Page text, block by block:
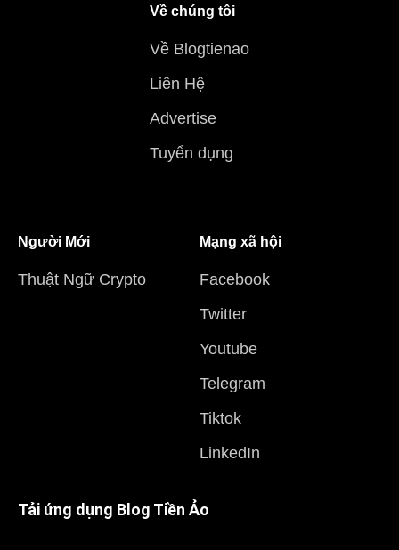
Về chúng tôi
Về Blogtienao
Liên Hệ
Advertise
Tuyển dụng
Người Mới
Thuật Ngữ Crypto
Mạng xã hội
Facebook
Twitter
Youtube
Telegram
Tiktok
LinkedIn
Tải ứng dụng Blog Tiền Ảo